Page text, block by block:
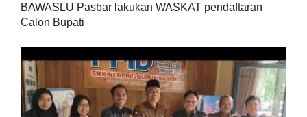
BAWASLU Pasbar lakukan WASKAT pendaftaran
Calon Bupati